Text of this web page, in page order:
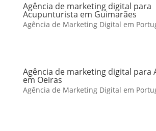
Agência de marketing digital para
Acupunturista em Guimarães
Agência de Marketing Digital em
Agência de marketing digital para
em Oeiras
Agência de Marketing Digital em